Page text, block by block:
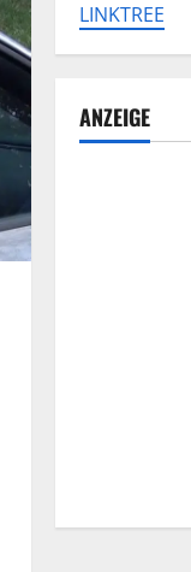
LINKTREE
ANZEIGE